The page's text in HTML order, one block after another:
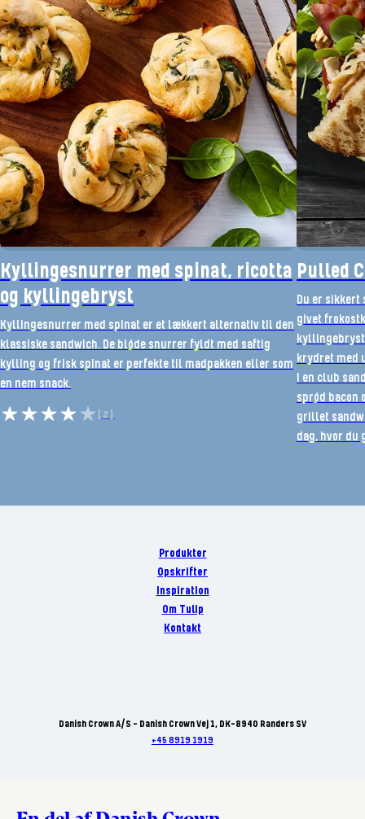
Kyllingesnurrer med spinat, ricotta
og kyllingebryst
Kyllingesnurrer med spinat er et lækkert alternativ til den
klassiske sandwich. De bløde snurrer fyldt med saftig
kylling og frisk spinat er perfekte til madpakken eller som
en nem snack.
(2)
Pulled
Du er sikkert
givet
krydret med
I en club
sprød bacon
grillet
dag, hvor
Produkter
Opskrifter
Inspiration
Om Tulip
Kontakt
Danish Crown A/S - Danish Crown Vej 1, DK-8940 Randers SV
+45 8919 1919